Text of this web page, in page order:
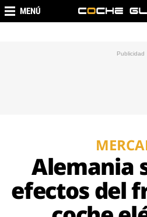
MENÚ
Alemania
efectos del